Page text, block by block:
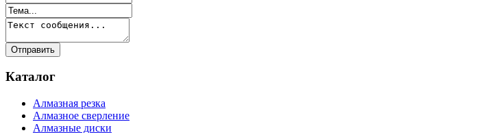
Каталог
Алмазная резка
Алмазное сверление
Алмазные диски